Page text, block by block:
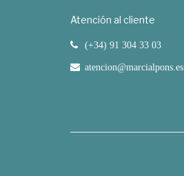
Atención al cliente
(+34) 91 304 33 03
atencion@marcialpons.es